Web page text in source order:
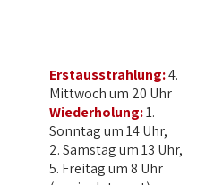
Erstausstrahlung:4.
Mittwoch um 20 Uhr
Wiederholung:1.
Sonntag um 14 Uhr,
2. Samstag um 13 Uhr,
5. Freitag um 8 Uhr